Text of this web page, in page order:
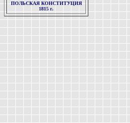
ПОЛЬСКАЯ КОНСТИТУЦИЯ
1815 г.